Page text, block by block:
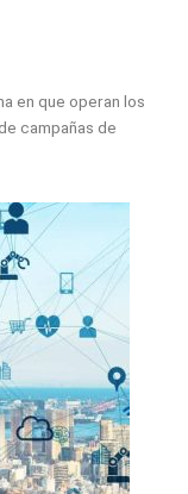
en que operan los
campañas de